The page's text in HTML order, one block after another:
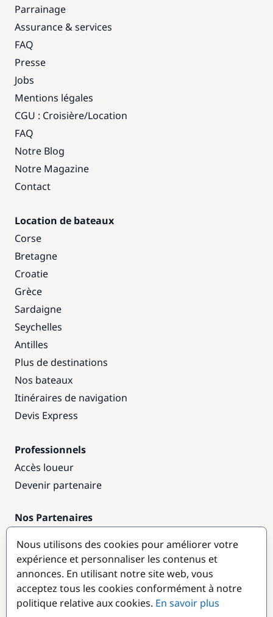
Parrainage
Assurance & services
FAQ
Presse
Jobs
Mentions légales
CGU : Croisière/Location
FAQ
Notre Blog
Notre Magazine
Contact
Location de bateaux
Corse
Bretagne
Croatie
Grèce
Sardaigne
Seychelles
Antilles
Plus de destinations
Nos bateaux
Itinéraires de navigation
Devis Express
Professionnels
Accès loueur
Devenir partenaire
Nos Partenaires
Destinations populaires
Nous utilisons des cookies pour améliorer votre
expérience et personnaliser les contenus et
annonces. En utilisant notre site web, vous
acceptez tous les cookies conformément à notre
politique relative aux cookies. En savoir plus